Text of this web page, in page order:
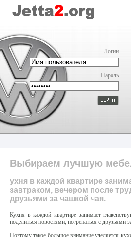
Логин
Пароль
Выбираем лучшую
ухня в каждой квартире
завтраком, вечером после
друзьями за чашкой чая.
Кухня в каждой квартире занимает
поделиться новостями, потрепаться с друзьями
Поэтому такое большое внимание уделяется